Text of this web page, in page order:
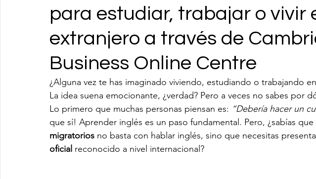
para estudiar, trabajar o vivir
extranjero a través de
Business Online Centre
¿Alguna vez te has imaginado viviendo, estudiando o trabajando
La idea suena emocionante, ¿verdad? Pero a veces no sabes por
Lo primero que muchas personas piensan es: “Debería hacer un
que sí! Aprender inglés es un paso fundamental. Pero, ¿sabías que
migratorios no basta con hablar inglés, sino que necesitas
oficial reconocido a nivel internacional?